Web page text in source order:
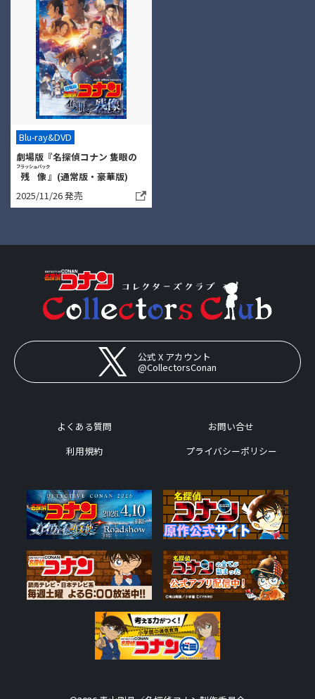
Blu-ray&DVD
劇場版『名探偵コナン 隻眼の
残像
フラッシュバック
』(通常版・豪華版)
2025/11/26 発売
公式 X アカウント
@CollectorsConan
よくある質問
お問い合せ
利用規約
プライバシーポリシー